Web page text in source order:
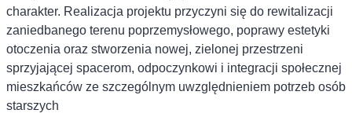
charakter. Realizacja projektu przyczyni się do rewitalizacji
zaniedbanego terenu poprzemysłowego, poprawy estetyki
otoczenia oraz stworzenia nowej, zielonej przestrzeni
sprzyjającej spacerom, odpoczynkowi i integracji społecznej
mieszkańców ze szczególnym uwzględnieniem potrzeb osób
starszych